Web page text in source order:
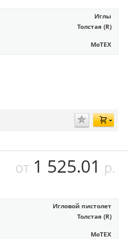
Иглы
Толстая (R)
MoTEX
от 1 525.01 р.
Игловой пистолет
Толстая (R)
MoTEX